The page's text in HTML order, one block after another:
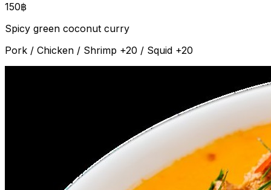
150฿
Spicy green coconut curry
Pork / Chicken / Shrimp +20 / Squid +20